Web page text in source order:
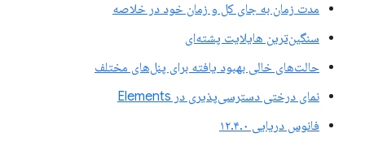
مدت زمان به جای کل و زمان خود در خلاصه
سنگین‌ترین هایلایت پشته‌ای
حالت‌های خالی بهبود یافته برای پنل‌های مختلف
نمای درختی دسترسی‌پذیری در Elements
فانوس دریایی ۱۲.۴.۰